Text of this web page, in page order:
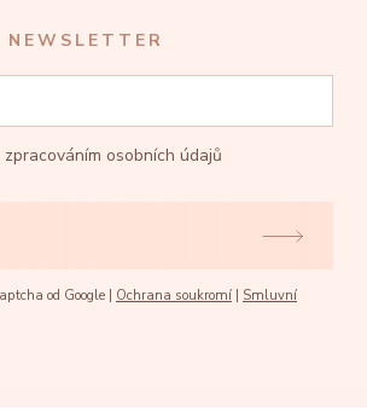
NEWSLETTER
zpracováním osobních údajů
od Google | Ochrana soukromí
Smluvní